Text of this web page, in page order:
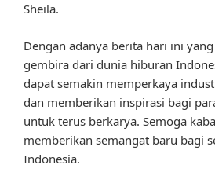
Sheila.
Dengan adanya berita hari ini
gembira dari dunia hiburan
dapat semakin memperkaya
dan memberikan inspirasi bagi
untuk terus berkarya. Semoga
memberikan semangat baru bagi
Indonesia.